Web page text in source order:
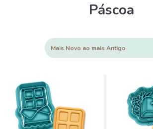
Páscoa